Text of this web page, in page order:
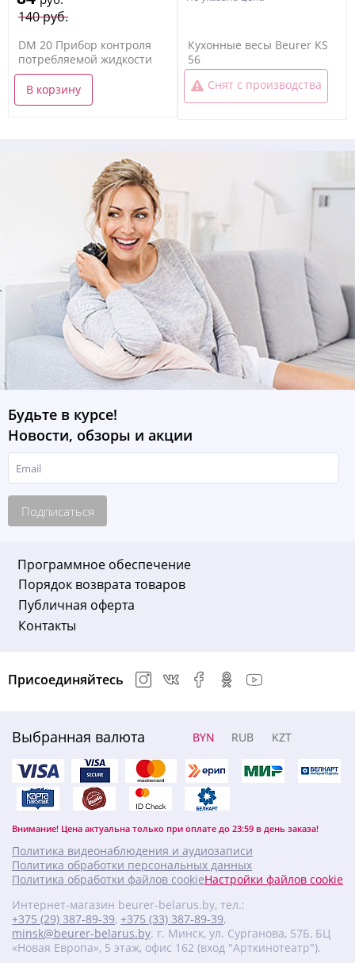
140 руб.
DM 20 Прибор контроля
потребляемой жидкости
В корзину
Кухонные весы Beurer KS
56
Снят с производства
Будьте в курсе!
Новости, обзоры и акции
Подписаться
Программное обеспечение
Порядок возврата товаров
Публичная оферта
Контакты
Выбранная валюта BYN RUB KZT
Внимание! Цена актуальна только при оплате до 23:59 в день заказа!
Присоединяйтесь
Политика видеонаблюдения и аудиозаписи
Политика обработки персональных данных
Политика обработки файлов cookieНастройки файлов cookie
Интернет-магазин beurer-belarus.by, тел.:
+375 (29) 387-89-39, +375 (33) 387-89-39,
minsk@beurer-belarus.by. г. Минск, ул. Сурганова, 57Б, БЦ
«Новая Европа», 5 этаж, офис 162 (вход "Арткинотеатр").